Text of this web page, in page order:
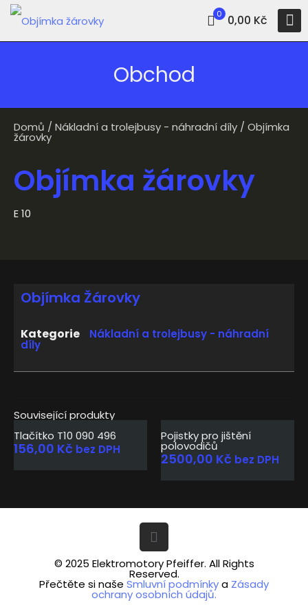
0 0,00 Kč
Obchod
Domů / Nákladní a trolejbusy - náhradní díly / Objímka
žárovky
Objímka žárovky
E 10
Související produkty
Tlačítko T10 090 496
156,00 Kč bez DPH
Pojistky pro jištění
polovodičů
2500,00 Kč bez DPH
Objímka Žárovky
Kategorie Nákladní a trolejbusy - náhradní
díly
© 2025 Elektromotory Pfeiffer. All Rights
Reserved.
Přečtěte si naše Smluvní podmínkya Zásady
ochrany osobních údajů.